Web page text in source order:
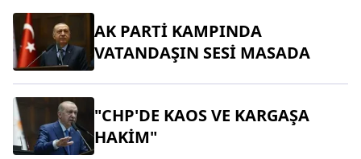
AK PARTİ KAMPINDA
VATANDAŞIN SESİ MASADA
"CHP'DE KAOS VE KARGAŞA
HAKİM"